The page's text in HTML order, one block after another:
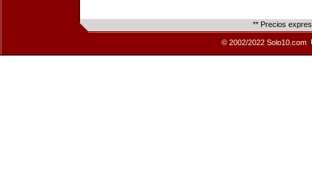
** Precios
© 2002/2022 Solo10.com